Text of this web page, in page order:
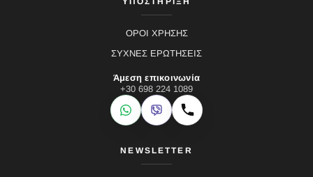
ΟΡΟΙ ΧΡΗΣΗΣ
ΣΥΧΝΕΣ ΕΡΩΤΗΣΕΙΣ
Άμεση επικοινωνία
+30 698 224 1089
WhatsApp
Viber Κλήση
NEWSLETTER